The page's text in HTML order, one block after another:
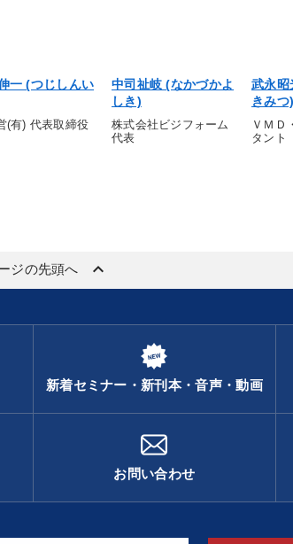
一 (つじしんい
(有) 代表取締役
中司祉岐 (なかづかよ
しき)
株式会社ビジフォーム
代表
武永昭
きみつ)
ＶＭＤ
タント
ジの先頭へ keyboard_arrow_up
新着セミナー・新刊本・音声・動画
お問い合わせ